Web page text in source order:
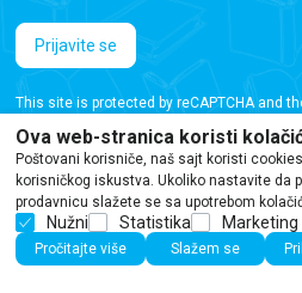
Prijavite se
This site is protected by reCAPTCHA and
Iako se trudimo da budemo tačni,
greške ili propuste. Preporučujemo da
Ova web-stranica koristi
Poštovani korisniče, naš sajt koristi
korisničkog iskustva. Ukoliko nastavite da
prodavnicu slažete se sa upotrebom
Nužni Statistika Marketing
Pročitajte više Slažem se